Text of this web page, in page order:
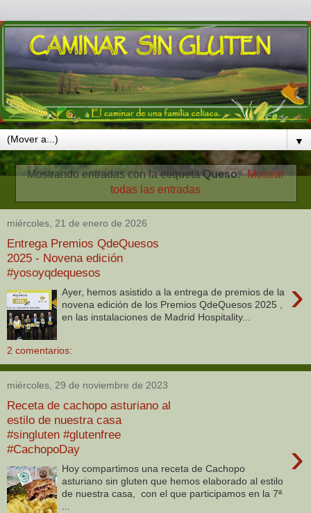
▼
Mostrando entradas con la etiquetaQueso. Mostrar
todas las entradas
miércoles, 21 de enero de 2026
Entrega Premios QdeQuesos
2025 - Novena edición
#yosoyqdequesos
›
Ayer, hemos asistido a la entrega de premios de la
novena edición de los Premios QdeQuesos 2025 ,
en las instalaciones de Madrid Hospitality...
2 comentarios:
miércoles, 29 de noviembre de 2023
Receta de cachopo asturiano al
estilo de nuestra casa
#singluten #glutenfree
#CachopoDay
›
Hoy compartimos una receta de Cachopo
asturiano sin gluten que hemos elaborado al estilo
de nuestra casa, con el que participamos en la 7ª
...